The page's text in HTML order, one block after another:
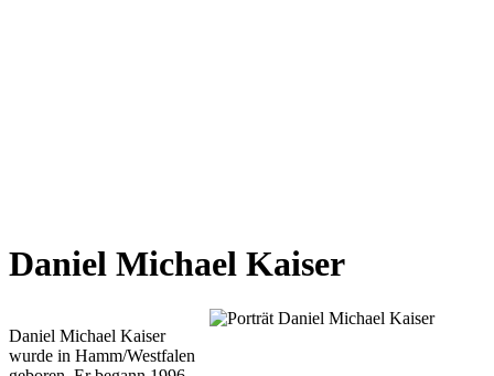
Daniel Michael Kaiser
Daniel Michael Kaiser
wurde in Hamm/Westfalen